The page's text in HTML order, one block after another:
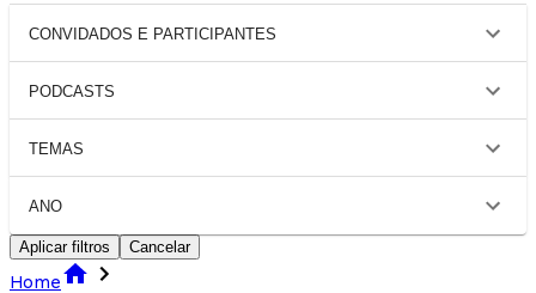
CONVIDADOS E PARTICIPANTES
PODCASTS
TEMAS
ANO
Aplicar filtros Cancelar
Home